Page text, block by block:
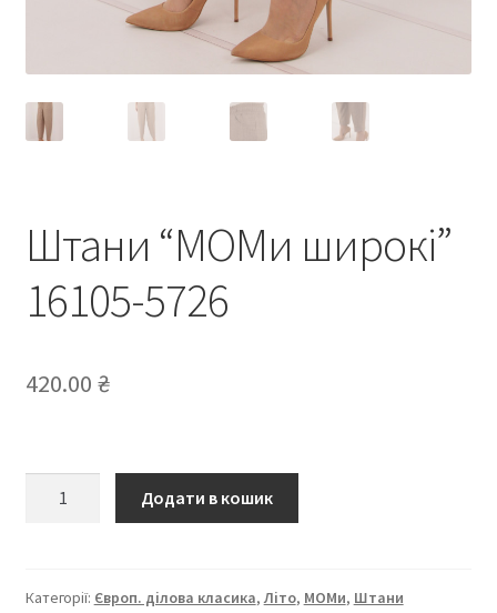
Штани “МОМи широкі”
16105-5726
420.00 ₴
5726
Додати в кошик
Категорії: Європ. ділова класика,Літо, МОМи, Штани